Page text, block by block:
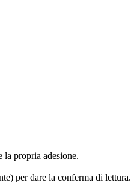
propria adesione.
per dare la conferma di lettura.